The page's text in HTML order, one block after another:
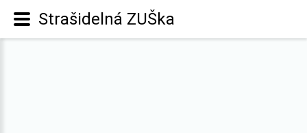
Strašidelná ZUŠka